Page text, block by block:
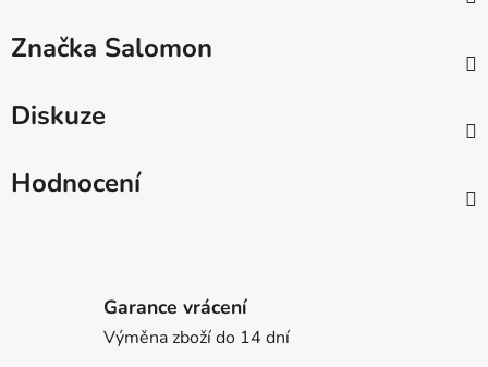
Značka Salomon
Diskuze
Hodnocení
Garance vrácení
Výměna zboží do 14 dní